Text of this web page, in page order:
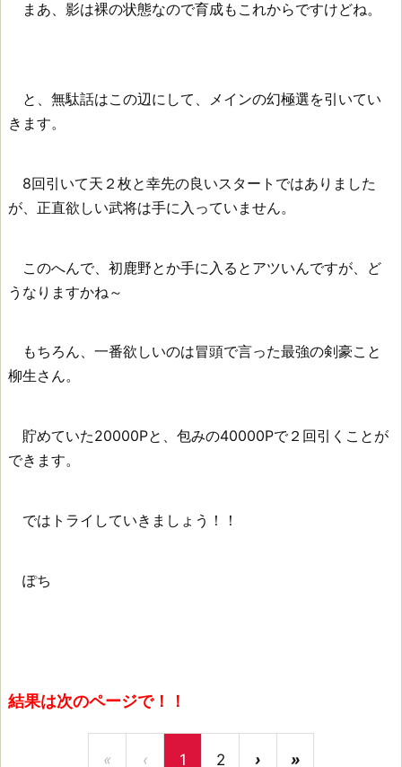
まあ、影は裸の状態なので育成もこれからですけどね。
と、無駄話はこの辺にして、メインの幻極選を引いてい
きます。
8回引いて天２枚と幸先の良いスタートではありました
が、正直欲しい武将は手に入っていません。
このへんで、初鹿野とか手に入るとアツいんですが、ど
うなりますかね～
もちろん、一番欲しいのは冒頭で言った最強の剣豪こと
柳生さん。
貯めていた20000Pと、包みの40000Pで２回引くことが
できます。
ではトライしていきましょう！！
ぽち
結果は次のページで！！
« ‹ 1 2 › »